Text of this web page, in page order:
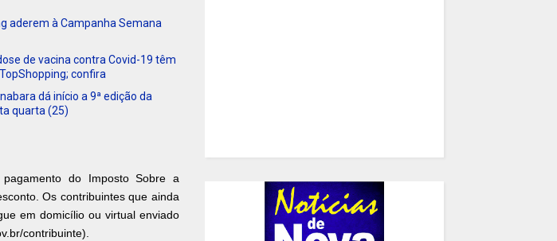
aderem à Campanha Semana
de vacina contra Covid-19 têm
confira
dá início a 9ª edição da
quarta (25)
do Imposto Sobre a
Os contribuintes que ainda
em domicílio ou virtual enviado
contribuinte).